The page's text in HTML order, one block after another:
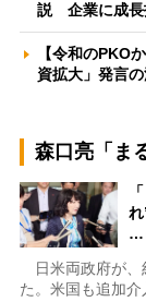
説 企業に成長
【令和のPKO
資拡大」発言
森口亮「ま
…
日米両政府が、
た。米国も追加